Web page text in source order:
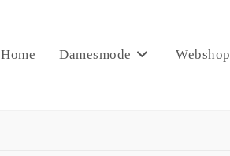
Home Damesmode Webshop